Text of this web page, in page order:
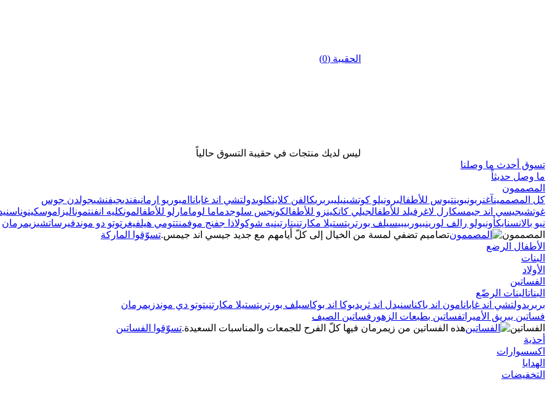
الحقيبة (0)
ليس لديك منتجات في حقيبة التسوق حالياً
تسوق أحدث ما وصلنا
ما وصل حديثاً
المصممون
كل المصممينآغنر بونبوينتبوس للأطفالبرونيلو كوتشينيليبربريكالفن كلاينكلويدولتشي اند غابانا امبوريو ارمانيفنديجيفنشيجولدن جوس
غوتشيجيسي اند جيمسكارل لاغرفيلد للأطفالجيلي كاتكينزو للأطفالكونجس سلوجدماما لومامارلو للأطفالمونكليه انفنتموناليزا موسكينوناس
نيو بالانسنايكأونبولو رالف لورينبيوربيبيسيلف بورتريتستيلا مكارتنيتارتينيه شوكولاذا جفنج موفمنتتومي هيلفيغر توتو دو موندفيرساتشيزيمرمان
المصممون
تصاميم تضفي لمسة من الخيال إلى كلّ أيامهم مع جديد جيسي اند جيمس.تسوّقوا الماركة
الأطفال الرضع
البنات
الأولاد
الفساتين
البناتالبنات الرضّع
بربريدولتشي اند غابانامون اند باكناسنيدل اند ثريدبوكا اند بوكاسيلف بورتريتستيلا مكارتنيتوتو دي موندزيمرمان
فساتين ببريق الأميراتفساتين بطبعات الزهور فساتين الصيف
الفساتين
هذه الفساتين من زيمرمان فيها كلّ الفرح للجمعات والمناسبات السعيدة.تسوّقوا الفساتين
أحذية
اكسسوارات
الهدايا
التخفيضات